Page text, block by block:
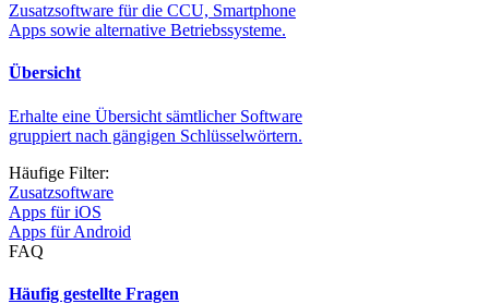
Zusatzsoftware für die CCU, Smartphone
Apps sowie alternative Betriebssysteme.
Übersicht
Erhalte eine Übersicht sämtlicher Software
gruppiert nach gängigen Schlüsselwörtern.
Häufige Filter:
Zusatzsoftware
Apps für iOS
Apps für Android
FAQ
Häufig gestellte Fragen